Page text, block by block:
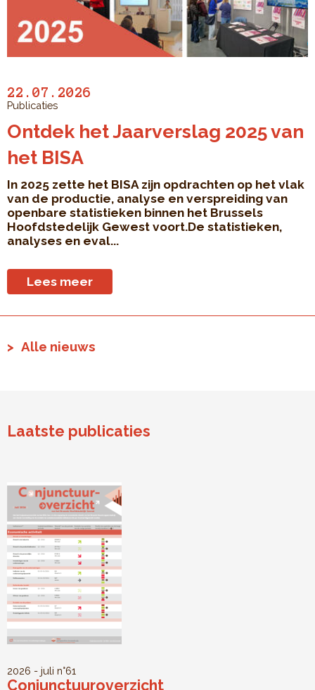
22.07.2026
Publicaties
Ontdek het Jaarverslag 2025 van
het BISA
In 2025 zette het BISA zijn opdrachten op het vlak
van de productie, analyse en verspreiding van
openbare statistieken binnen het Brussels
Hoofdstedelijk Gewest voort.De statistieken,
analyses en eval...
Lees meer
Alle nieuws
Laatste publicaties
2026 - juli n°61
Conjunctuuroverzicht